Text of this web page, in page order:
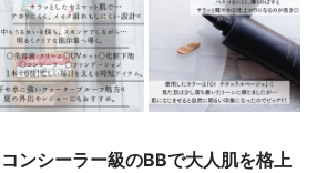
ンシーラー級のBBで大人肌を格上